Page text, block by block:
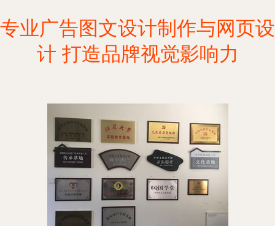
专业广告图文设计制作与网页设
计 打造品牌视觉影响力